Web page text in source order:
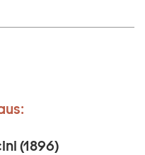
(1896)